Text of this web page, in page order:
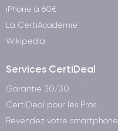
iPhone à 60€
La CertiAcadémie
Wikipedia
Services CertiDeal
Garantie 30/30
CertiDeal pour les Pros
Revendez votre smartphone